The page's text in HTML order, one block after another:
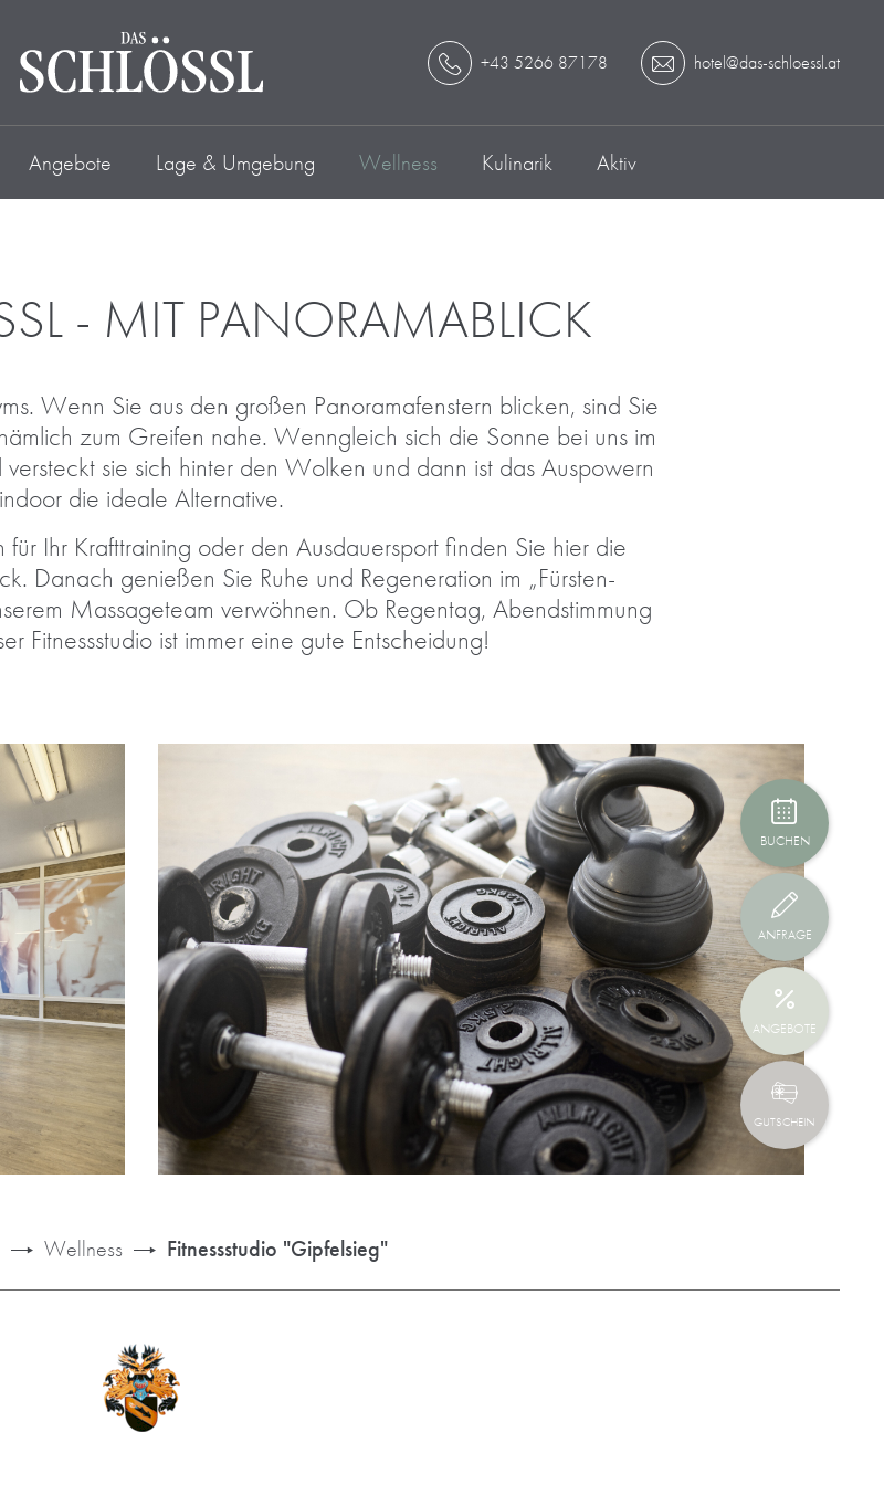
+43 5266 87178 hotel@das-schloessl.at
Angebote Lage & Umgebung Wellness Kulinarik Aktiv
- MIT PANORAMABLICK
Wenn Sie aus den großen Panoramafenstern blicken, sind Sie
zum Greifen nahe. Wenngleich sich die Sonne bei uns im
sie sich hinter den Wolken und dann ist das Auspowern
indoor die ideale Alternative.
für Ihr Krafttraining oder den Ausdauersport finden Sie hier die
Danach genießen Sie Ruhe und Regeneration im „Fürsten-
Massageteam verwöhnen. Ob Regentag, Abendstimmung
Fitnessstudio ist immer eine gute Entscheidung!
Wellness Fitnessstudio "Gipfelsieg"
BUCHEN
ANFRAGE
ANGEBOTE
GUTSCHEIN